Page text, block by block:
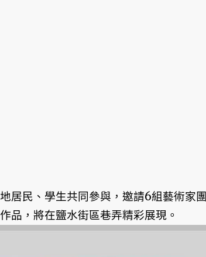
居民、學生共同參與，邀請6組藝術家團
品，將在鹽水街區巷弄精彩展現。